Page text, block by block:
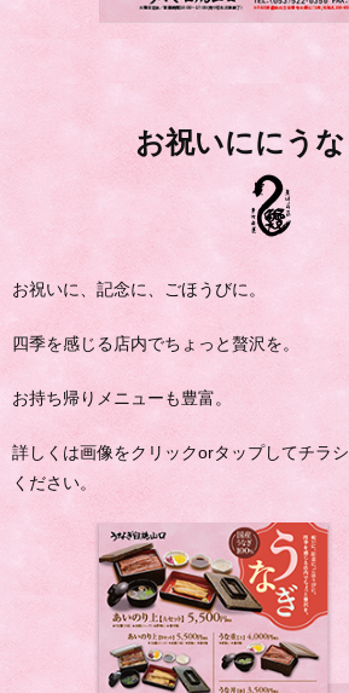
お祝いににう
お祝いに、記念に、ごほうびに。
四季を感じる店内でちょっと贅沢を。
お持ち帰りメニューも豊富。
詳しくは画像をクリックorタップしてチラ
ください。